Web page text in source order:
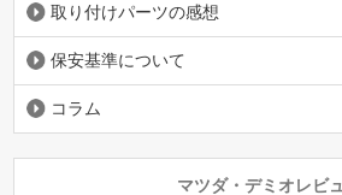
取り付けパーツの感想
保安基準について
コラム
マツダ・デミオレビ